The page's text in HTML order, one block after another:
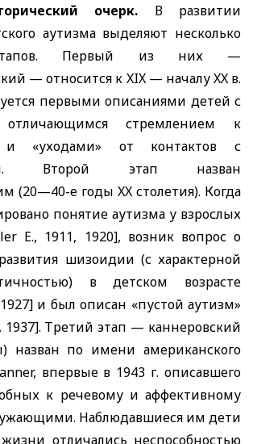
очерк. В развитии
аутизма выделяют несколько
Первый из них —
— относится к XIX — началуXX в.
первыми описаниями детей с
отличающимся стремлением к
и «уходами» от контактов с
Второй этап назван
(20—40-е годы XX столетия). Когда
понятие аутизма у взрослых
E., 1911, 1920], возник вопрос о
шизоидии (с характерной
в детском возрасте
и был описан «пустой аутизм»
, 1937]. Третий этап — каннеровский
назван по имени американского
впервые в 1943 г. описавшего
к речевому и аффективному
Наблюдавшиеся им дети
отличались неспособностью